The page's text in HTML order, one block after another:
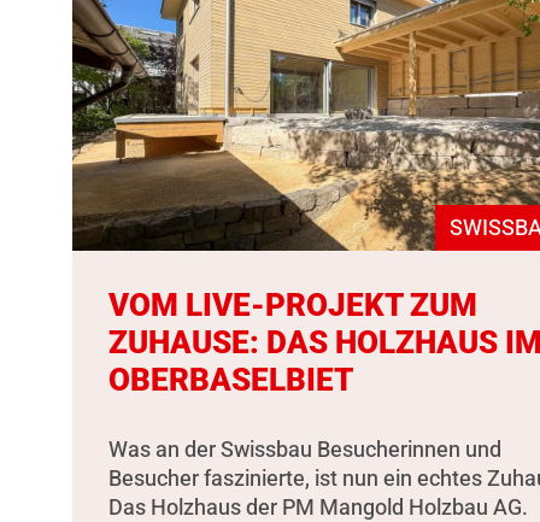
VOM LIVE-PROJEKT ZUM
ZUHAUSE: DAS HOLZHAUS
OBERBASELBIET
Was an der Swissbau Besucherinnen und
Besucher faszinierte, ist nun ein echtes
Das Holzhaus der PM Mangold Holzbau AG.